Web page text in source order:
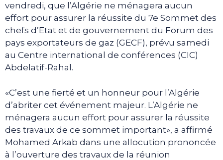
vendredi, que l’Algérie ne ménagera aucun
effort pour assurer la réussite du 7e Sommet des
chefs d’Etat et de gouvernement du Forum des
pays exportateurs de gaz (GECF), prévu samedi
au Centre international de conférences (CIC)
Abdelatif-Rahal.
«C’est une fierté et un honneur pour l’Algérie
d’abriter cet événement majeur. L’Algérie ne
ménagera aucun effort pour assurer la réussite
des travaux de ce sommet important», a affirmé
Mohamed Arkab dans une allocution prononcée
à l’ouverture des travaux de la réunion